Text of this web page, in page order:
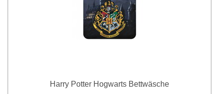
Harry Potter Hogwarts Bettwäsche